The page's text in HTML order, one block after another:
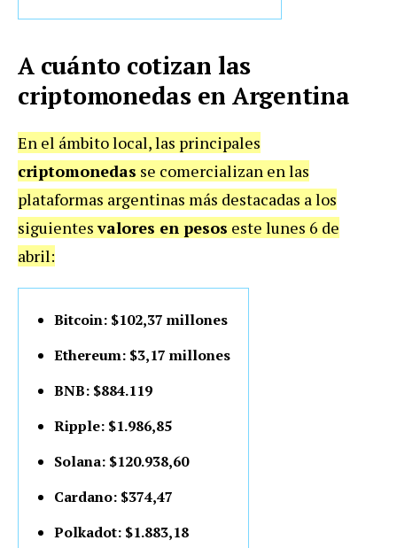
A cuánto cotizan las
criptomonedas en Argentina
En el ámbito local, las principales
criptomonedas se comercializan en las
plataformas argentinas más destacadas a los
siguientesvalores en pesos este lunes 6 de
abril:
Bitcoin: $102,37 millones
Ethereum: $3,17 millones
BNB: $884.119
Ripple: $1.986,85
Solana: $120.938,60
Cardano: $374,47
Polkadot: $1.883,18